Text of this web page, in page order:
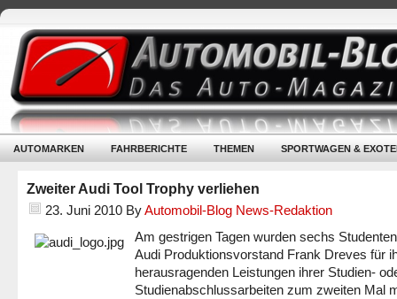
AUTOMARKEN FAHRBERICHTE THEMEN SPORTWAGEN &
Zweiter Audi Tool Trophy verliehen
23. Juni 2010 ByAutomobil-Blog News-Redaktion
Am gestrigen Tagen wurden sechs
Audi Produktionsvorstand Frank Dreves für
herausragenden Leistungen ihrer Studien-
Studienabschlussarbeiten zum zweiten Mal